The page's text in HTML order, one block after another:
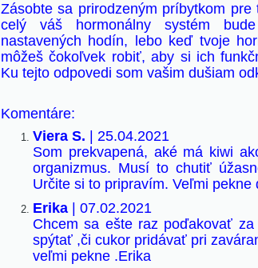
Zásobte sa prirodzeným príbytkom
celý váš hormonálny systém
nastavených hodín, lebo keď tvoje
môžeš čokoľvek robiť, aby si ich
Ku tejto odpovedi som vašim dušiam
Komentáre:
Viera S.
| 25.04.2021
Som prekvapená, aké má kiwi
organizmus. Musí to chutiť
Určite si to pripravím. Veľmi pekne
Erika
| 07.02.2021
Chcem sa ešte raz poďakovať
spýtať ,či cukor pridávať pri
veľmi pekne .Erika